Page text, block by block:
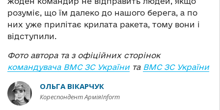
розуміє, що їм далеко до нашого берега, а по
них уже прилітає крилата ракета, тому вони і
відступили.
Фото автора та з офіційних сторінок
командувача ВМС ЗС Українита ВМС ЗС України
ОЛЬГА ВІКАРЧУК
Кореспондент АрміяInform